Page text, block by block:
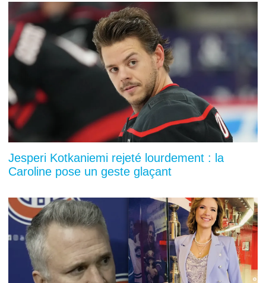
Jesperi Kotkaniemi rejeté lourdement : la
Caroline pose un geste glaçant